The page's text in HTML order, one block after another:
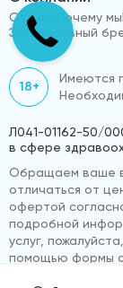
Отзывы Почему мы
Эксклюзивный
18+
Имеются
Л041-01162-50/
в сфере
Обращаем ваше
отличаться от
офертой
подробной
услуг,
помощью формы